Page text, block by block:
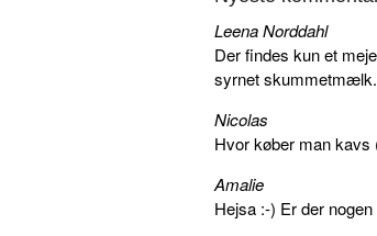
Leena Norddahl
Der findes kun et
syrnet
Nicolas
Hvor køber man kavs
Amalie
Hejsa :-) Er der